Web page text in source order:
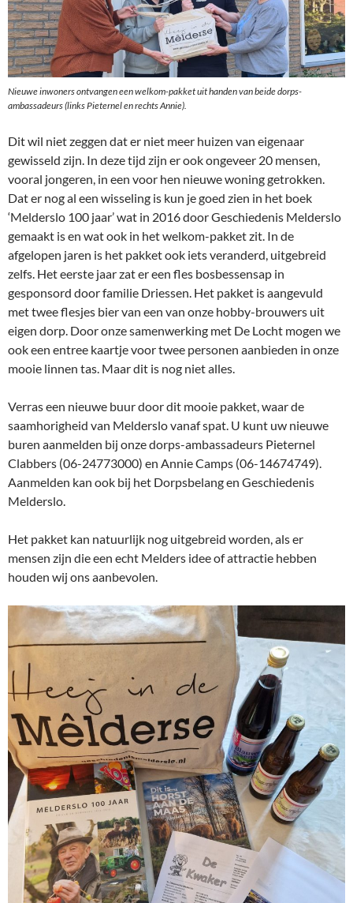
Nieuwe inwoners ontvangen een welkom-pakket uit handen van beide dorps-
ambassadeurs (links Pieternel en rechts Annie).
Dit wil niet zeggen dat er niet meer huizen van eigenaar
gewisseld zijn. In deze tijd zijn er ook ongeveer 20 mensen,
vooral jongeren, in een voor hen nieuwe woning getrokken.
Dat er nog al een wisseling is kun je goed zien in het boek
‘Melderslo 100 jaar’ wat in 2016 door Geschiedenis Melderslo
gemaakt is en wat ook in het welkom-pakket zit. In de
afgelopen jaren is het pakket ook iets veranderd, uitgebreid
zelfs. Het eerste jaar zat er een fles bosbessensap in
gesponsord door familie Driessen. Het pakket is aangevuld
met twee flesjes bier van een van onze hobby-brouwers uit
eigen dorp. Door onze samenwerking met De Locht mogen we
ook een entree kaartje voor twee personen aanbieden in onze
mooie linnen tas. Maar dit is nog niet alles.
Verras een nieuwe buur door dit mooie pakket, waar de
saamhorigheid van Melderslo vanaf spat. U kunt uw nieuwe
buren aanmelden bij onze dorps-ambassadeurs Pieternel
Clabbers (06-24773000) en Annie Camps (06-14674749).
Aanmelden kan ook bij het Dorpsbelang en Geschiedenis
Melderslo.
Het pakket kan natuurlijk nog uitgebreid worden, als er
mensen zijn die een echt Melders idee of attractie hebben
houden wij ons aanbevolen.